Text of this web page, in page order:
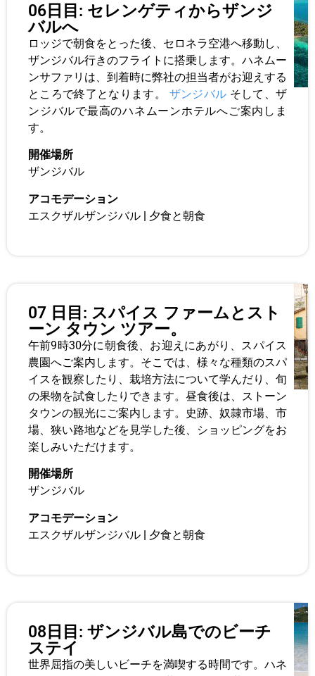
06日目: セレンゲティからザンジ
バルへ
ロッジで朝食をとった後、セロネラ空港へ移動し、
ザンジバル行きのフライトに搭乗します。ハネムー
ンサファリは、到着時に弊社の担当者がお迎えする
ところで終了となります。 ザンジバル そして、ザ
ンジバルで最高のハネムーンホテルへご案内しま
す。
開催場所
ザンジバル
アコモデーション
エスクザルザンジバル | 夕食と朝食
07 日目: スパイス ファームとスト
ーン タウン ツアー。
午前9時30分に朝食後、お迎えにあがり、スパイス
農園へご案内します。そこでは、様々な種類のスパ
イスを観察したり、栽培方法について学んだり、旬
の果物を試食したりできます。昼食後は、ストーン
タウンの観光にご案内します。史跡、奴隷市場、市
場、狭い路地などを見学した後、ショッピングをお
楽しみいただけます。
開催場所
ザンジバル
アコモデーション
エスクザルザンジバル | 夕食と朝食
08日目: ザンジバル島でのビーチ
ステイ
世界屈指の美しいビーチを満喫する時間です。ハネ